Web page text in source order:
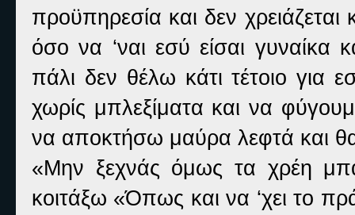
προϋπηρεσία και δεν
όσο να ‘ναι εσύ είσαι γυναίκα
πάλι δεν θέλω κάτι τέτοιο για
χωρίς μπλεξίματα και να
να αποκτήσω μαύρα λεφτά και
«Μην ξεχνάς όμως τα χρέη
κοιτάξω «Όπως και να ‘χει το